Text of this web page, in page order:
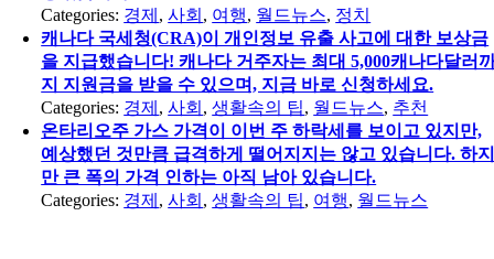
Categories: 경제 ,사회 , 여행, 월드뉴스, 정치
캐나다 국세청(CRA)이 개인정보 유출 사고에 대한 보상금
을 지급했습니다! 캐나다 거주자는 최대 5,000캐나다달러
지 지원금을 받을 수 있으며, 지금 바로 신청하세요.
Categories: 경제 ,사회 ,생활속의 팁, 월드뉴스, 추천
온타리오주 가스 가격이 이번 주 하락세를 보이고 있지만,
예상했던 것만큼 급격하게 떨어지지는 않고 있습니다. 하
만 큰 폭의 가격 인하는 아직 남아 있습니다.
Categories: 경제 ,사회 ,생활속의 팁, 여행, 월드뉴스